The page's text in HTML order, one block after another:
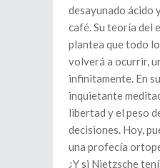
desayunado ácido
café. Su teoría del
plantea que todo
volverá a ocurrir,
infinitamente. En
inquietante
libertad y el peso
decisiones. Hoy,
una profecía
¿Y si Nietzsche